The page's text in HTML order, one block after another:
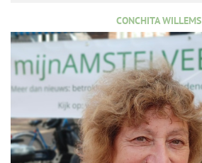
CONCHITA WILLEMS